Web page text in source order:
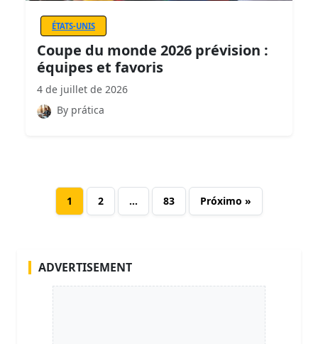
ÉTATS-UNIS
Coupe du monde 2026 prévision :
équipes et favoris
4 de juillet de 2026
By prática
1 2 … 83 Próximo »
ADVERTISEMENT